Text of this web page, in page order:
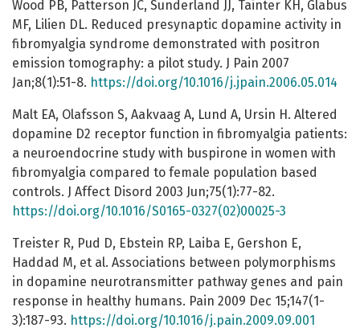
Wood PB, Patterson JC, Sunderland JJ, Tainter KH, Glabus
MF, Lilien DL. Reduced presynaptic dopamine activity in
fibromyalgia syndrome demonstrated with positron
emission tomography: a pilot study. J Pain 2007
Jan;8(1):51-8. https://doi.org/10.1016/j.jpain.2006.05.014
Malt EA, Olafsson S, Aakvaag A, Lund A, Ursin H. Altered
dopamine D2 receptor function in fibromyalgia patients:
a neuroendocrine study with buspirone in women with
fibromyalgia compared to female population based
controls. J Affect Disord 2003 Jun;75(1):77-82.
https://doi.org/10.1016/S0165-0327(02)00025-3
Treister R, Pud D, Ebstein RP, Laiba E, Gershon E,
Haddad M, et al. Associations between polymorphisms
in dopamine neurotransmitter pathway genes and pain
response in healthy humans. Pain 2009 Dec 15;147(1-
3):187-93. https://doi.org/10.1016/j.pain.2009.09.001